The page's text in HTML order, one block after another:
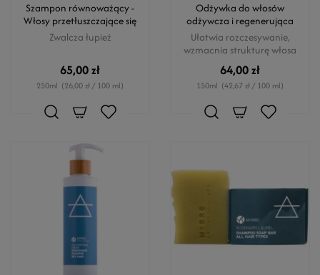
Szampon równoważący -
Włosy przetłuszczające się
Zwalcza łupież
65,00 zł
250ml (26,00 zł / 100 ml)
Odżywka do włosów
odżywcza i regenerująca
Ułatwia rozczesywanie,
wzmacnia strukturę włosa
64,00 zł
150ml (42,67 zł / 100 ml)